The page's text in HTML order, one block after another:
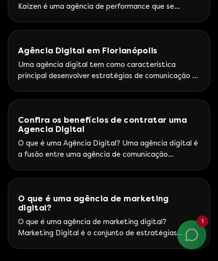
Kaizen é uma agência de performance que se
Especializada em marketing digital e com
marketing digital em curitiba. Ela é uma referência
em encontrabilidade orgânica, pois busca
continuamente os melhores resultados
Agência Digital em Florianópolis
Uma agência digital tem como característica
principal desenvolver estratégias de comunicação e
agências podem ter outras ramificações, atuando
agências digitais de performance, agências digitais
de relacionamento em mídias sociais e agências
digitais de branding. Por que investir na cidade de
Florianópolis? Florianópolis tem um grande
Confira os benefícios de contratar uma
Agencia Digital
O que é uma Agência Digital? Uma agência digital é
a fusão entre uma agência de comunicação
marketing digital, tudo isto surge no contexto onde
investimento das empresas Como dominar um
mercado que está em constante desenvolvimento?
Esse é o grande
O que é uma agência de marketing
digital?
O que é uma agência de marketing digital?
Marketing Digital é o conjunto de estratégias
empregadas para promover uma empresa utilizando
1